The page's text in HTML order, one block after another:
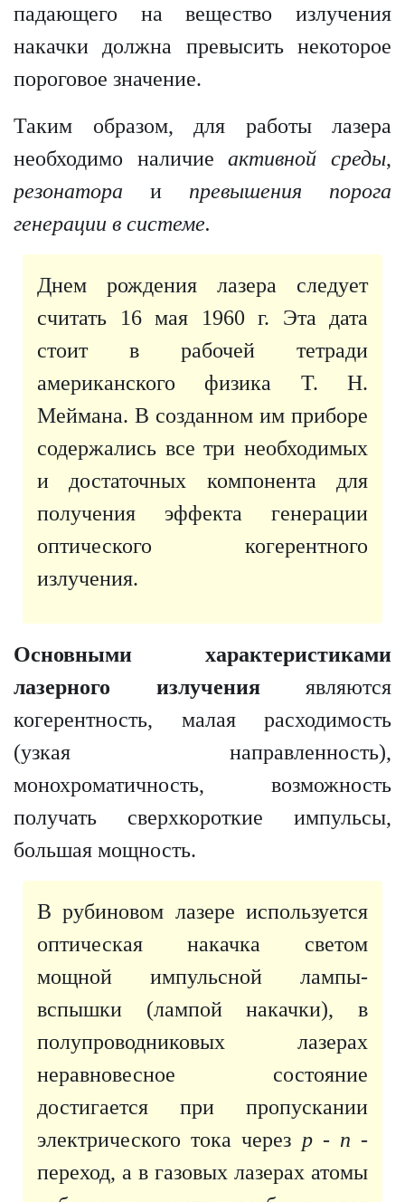
падающего на вещество излучения
накачки должна превысить некоторое
пороговое значение.
Таким образом, для работы лазера
необходимо наличиеактивной среды,
резонатора и превышения порога
генерации в системе.
Днем рождения лазера следует
считать 16 мая 1960 г. Эта дата
стоит в рабочей тетради
американского физика Т. Н.
Меймана. В созданном им приборе
содержались все три необходимых
и достаточных компонента для
получения эффекта генерации
оптического когерентного
излучения.
Основными характеристиками
лазерного излученияявляются
когерентность, малая расходимость
(узкая направленность),
монохроматичность, возможность
получать сверхкороткие импульсы,
большая мощность.
В рубиновом лазере используется
оптическая накачка светом
мощной импульсной лампы-
вспышки (лампой накачки), в
полупроводниковых лазерах
неравновесное состояние
достигается при пропускании
электрического тока через p - n -
переход, а в газовых лазерах атомы